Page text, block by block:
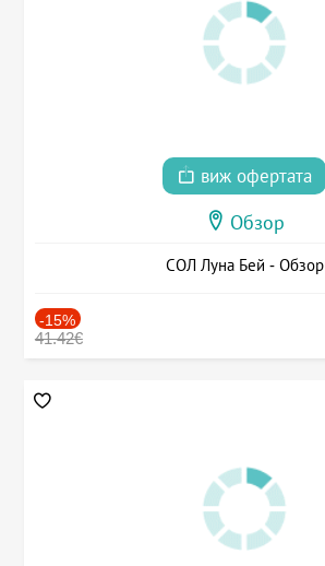
виж офертата
Обзор
СОЛ Луна Бей - Обзор
-15%
41.42€